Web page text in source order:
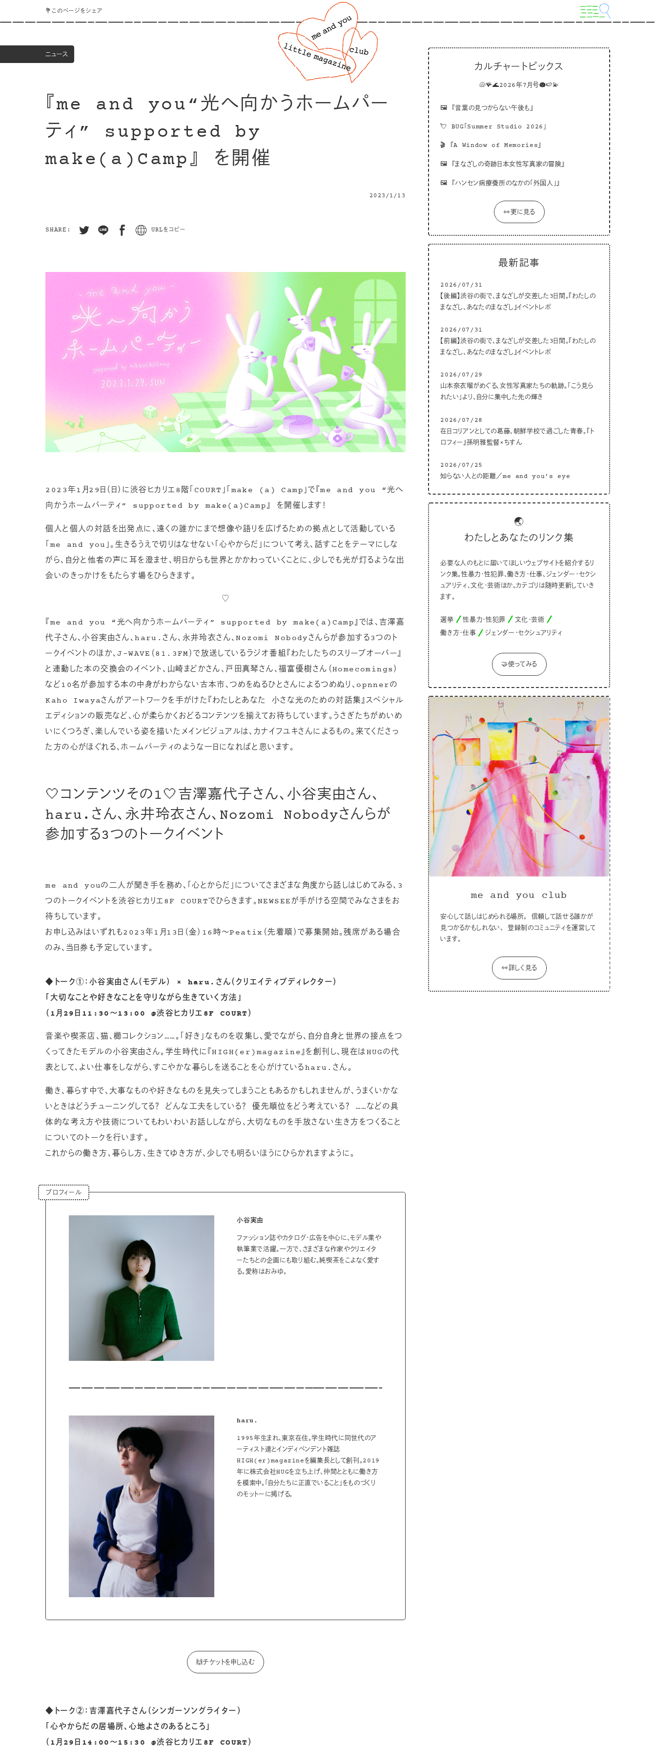
💐このページをシェア
ニュース
『me and you“光へ向かうホームパー
ティ” supported by
make(a)Camp』 を開催
2023/1/13
SHARE: URLをコピー
2023年1月29日（日）に渋谷ヒカリエ8階「COURT」「make (a) Camp」で『me and you “光へ
向かうホームパーティ” supported by make(a)Camp』 を開催します！
個人と個人の対話を出発点に、遠くの誰かにまで想像や語りを広げるための拠点として活動している
「me and you」。生きるうえで切りはなせない「心やからだ」について考え、話すことをテーマにしな
がら、自分と他者の声に耳を澄ませ、明日からも世界とかかわっていくことに、少しでも光が灯るような出
会いのきっかけをもたらす場をひらきます。
♡
『me and you “光へ向かうホームパーティ” supported by make(a)Camp』では、吉澤嘉
代子さん、小谷実由さん、haru.さん、永井玲衣さん、Nozomi Nobodyさんらが参加する3つのト
ークイベントのほか、J-WAVE（81.3FM）で放送しているラジオ番組『わたしたちのスリープオーバー』
と連動した本の交換会のイベント、山崎まどかさん、戸田真琴さん、福富優樹さん（Homecomings）
など10名が参加する本の中身がわからない古本市、つめをぬるひとさんによるつめぬり、opnnerの
Kaho Iwayaさんがアートワークを手がけた『わたしとあなた 小さな光のための対話集』スペシャル
エディションの販売など、心が柔らかくおどるコンテンツを揃えてお待ちしています。うさぎたちがめいめ
いにくつろぎ、楽しんでいる姿を描いたメインビジュアルは、カナイフユキさんによるもの。来てくださっ
た方の心がほぐれる、ホームパーティのような一日になればと思います。
🤍コンテンツその1🤍吉澤嘉代子さん、小谷実由さん、
haru.さん、永井玲衣さん、Nozomi Nobodyさんらが
参加する3つのトークイベント
me and youの二人が聞き手を務め、「心とからだ」についてさまざまな角度から話しはじめてみる、3
つのトークイベントを渋谷ヒカリエ8F COURTでひらきます。NEWSEEが手がける空間でみなさまをお
待ちしています。
お申し込みはいずれも2023年1月13日（金）16時〜Peatix（先着順）で募集開始。残席がある場合
のみ、当日券も予定しています。
◆トーク①：小谷実由さん（モデル） × haru.さん（クリエイティブディレクター）
「大切なことや好きなことを守りながら生きていく方法」
（1月29日11:30〜13:00 @渋谷ヒカリエ8F COURT）
音楽や喫茶店、猫、櫛コレクション……。「好き」なものを収集し、愛でながら、自分自身と世界の接点をつ
くってきたモデルの小谷実由さん。学生時代に『HIGH(er)magazine』を創刊し、現在はHUGの代
表として、よい仕事をしながら、すこやかな暮らしを送ることを心がけているharu.さん。
働き、暮らす中で、大事なものや好きなものを見失ってしまうこともあるかもしれませんが、うまくいかな
いときはどうチューニングしてる？ どんな工夫をしている？ 優先順位をどう考えている？ ……などの具
体的な考え方や技術についてもわいわいお話ししながら、大切なものを手放さない生き方をつくること
についてのトークを行います。
これからの働き方、暮らし方、生きてゆき方が、少しでも明るいほうにひらかれますように。
小谷実由
ファッション誌やカタログ・広告を中心に、モデル業や
執筆業で活躍。一方で、さまざまな作家やクリエイタ
ーたちとの企画にも取り組む。純喫茶をこよなく愛す
る。愛称はおみゆ。
haru.
1995年生まれ、東京在住。学生時代に同世代のア
ーティスト達とインディペンデント雑誌
HIGH(er)magazineを編集長として創刊。2019
年に株式会社HUGを立ち上げ、仲間とともに働き方
を模索中。「自分たちに正直でいること」をものづくり
のモットーに掲げる。
プロフィール
🙌チケットを申し込む
◆トーク②：吉澤嘉代子さん（シンガーソングライター）
「心やからだの居場所、心地よさのあるところ」
（1月29日14:00〜15:30 @渋谷ヒカリエ8F COURT）
カルチャートピックス
🐚🪸🌊2026年7月号☁️🍉💫
🖼 『言葉の見つからない午後も』
💘 BUG「Summer Studio 2026」
🎬 『A Window of Memories』
🖼 『まなざしの奇跡日本女性写真家の冒険』
🖼 『ハンセン病療養所のなかの「外国人」』
👀更に見る
最新記事
2026/07/31
【後編】渋谷の街で、まなざしが交差した3日間。『わたしの
まなざし、あなたのまなざし』イベントレポ
2026/07/31
【前編】渋谷の街で、まなざしが交差した3日間。『わたしの
まなざし、あなたのまなざし』イベントレポ
2026/07/29
山本奈衣瑠がめぐる、女性写真家たちの軌跡。「こう見ら
れたい」より、自分に集中した先の輝き
2026/07/28
在日コリアンとしての葛藤、朝鮮学校で過ごした青春。『ト
ロフィー』孫明雅監督×ちすん
2026/07/25
知らない人との距離／me and you’s eye
🌏
わたしとあなたのリンク集
必要な人のもとに届いてほしいウェブサイトを紹介するリ
ンク集。性暴力・性犯罪、働き方・仕事、ジェンダー・セクシ
ュアリティ、文化・芸術ほか。カテゴリは随時更新していき
ます。
選挙 性暴力・性犯罪
文化・芸術
働き方・仕事
ジェンダー・セクシュアリティ
🤝使ってみる
me and you club
安心して話しはじめられる場所。 信頼して話せる誰かが
見つかるかもしれない、 登録制のコミュニティを運営して
います。
👀詳しく見る